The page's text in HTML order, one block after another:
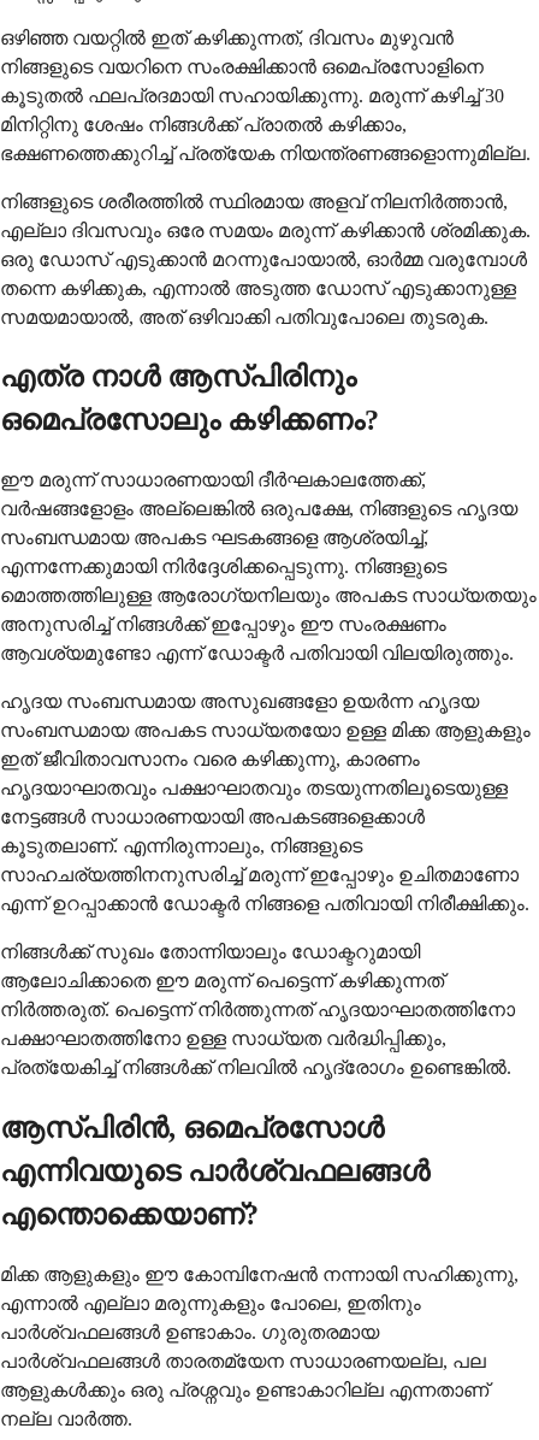
ഒഴിഞ്ഞ വയറ്റിൽ ഇത് കഴിക്കുന്നത്, ദിവസം മുഴുവൻ
നിങ്ങളുടെ വയറിനെ സംരക്ഷിക്കാൻ ഒമെപ്രസോളിനെ
കൂടുതൽ ഫലപ്രദമായി സഹായിക്കുന്നു. മരുന്ന് കഴിച്ച് 30
മിനിറ്റിനു ശേഷം നിങ്ങൾക്ക് പ്രാതൽ കഴിക്കാം,
ഭക്ഷണത്തെക്കുറിച്ച് പ്രത്യേക നിയന്ത്രണങ്ങളൊന്നുമില്ല.
നിങ്ങളുടെ ശരീരത്തിൽ സ്ഥിരമായ അളവ് നിലനിർത്താൻ,
എല്ലാ ദിവസവും ഒരേ സമയം മരുന്ന് കഴിക്കാൻ ശ്രമിക്കുക.
ഒരു ഡോസ് എടുക്കാൻ മറന്നുപോയാൽ, ഓർമ്മ വരുമ്പോൾ
തന്നെ കഴിക്കുക, എന്നാൽ അടുത്ത ഡോസ് എടുക്കാനുള്ള
സമയമായാൽ, അത് ഒഴിവാക്കി പതിവുപോലെ തുടരുക.
എത്ര നാൾ ആസ്പിരിനും
ഒമെപ്രസോലും കഴിക്കണം?
ഈ മരുന്ന് സാധാരണയായി ദീർഘകാലത്തേക്ക്,
വർഷങ്ങളോളം അല്ലെങ്കിൽ ഒരുപക്ഷേ, നിങ്ങളുടെ ഹൃദയ
സംബന്ധമായ അപകട ഘടകങ്ങളെ ആശ്രയിച്ച്,
എന്നന്നേക്കുമായി നിർദ്ദേശിക്കപ്പെടുന്നു. നിങ്ങളുടെ
മൊത്തത്തിലുള്ള ആരോഗ്യനിലയും അപകട സാധ്യതയും
അനുസരിച്ച് നിങ്ങൾക്ക് ഇപ്പോഴും ഈ സംരക്ഷണം
ആവശ്യമുണ്ടോ എന്ന് ഡോക്ടർ പതിവായി വിലയിരുത്തും.
ഹൃദയ സംബന്ധമായ അസുഖങ്ങളോ ഉയർന്ന ഹൃദയ
സംബന്ധമായ അപകട സാധ്യതയോ ഉള്ള മിക്ക ആളുകളും
ഇത് ജീവിതാവസാനം വരെ കഴിക്കുന്നു, കാരണം
ഹൃദയാഘാതവും പക്ഷാഘാതവും തടയുന്നതിലൂടെയുള്ള
നേട്ടങ്ങൾ സാധാരണയായി അപകടങ്ങളെക്കാൾ
കൂടുതലാണ്. എന്നിരുന്നാലും, നിങ്ങളുടെ
സാഹചര്യത്തിനനുസരിച്ച് മരുന്ന് ഇപ്പോഴും ഉചിതമാണോ
എന്ന് ഉറപ്പാക്കാൻ ഡോക്ടർ നിങ്ങളെ പതിവായി നിരീക്ഷിക്കും.
നിങ്ങൾക്ക് സുഖം തോന്നിയാലും ഡോക്ടറുമായി
ആലോചിക്കാതെ ഈ മരുന്ന് പെട്ടെന്ന് കഴിക്കുന്നത്
നിർത്തരുത്. പെട്ടെന്ന് നിർത്തുന്നത് ഹൃദയാഘാതത്തിനോ
പക്ഷാഘാതത്തിനോ ഉള്ള സാധ്യത വർദ്ധിപ്പിക്കും,
പ്രത്യേകിച്ച് നിങ്ങൾക്ക് നിലവിൽ ഹൃദ്രോഗം ഉണ്ടെങ്കിൽ.
ആസ്പിരിൻ, ഒമെപ്രസോൾ
എന്നിവയുടെ പാർശ്വഫലങ്ങൾ
എന്തൊക്കെയാണ്?
മിക്ക ആളുകളും ഈ കോമ്പിനേഷൻ നന്നായി സഹിക്കുന്നു,
എന്നാൽ എല്ലാ മരുന്നുകളും പോലെ, ഇതിനും
പാർശ്വഫലങ്ങൾ ഉണ്ടാകാം. ഗുരുതരമായ
പാർശ്വഫലങ്ങൾ താരതമ്യേന സാധാരണയല്ല, പല
ആളുകൾക്കും ഒരു പ്രശ്നവും ഉണ്ടാകാറില്ല എന്നതാണ്
നല്ല വാർത്ത.